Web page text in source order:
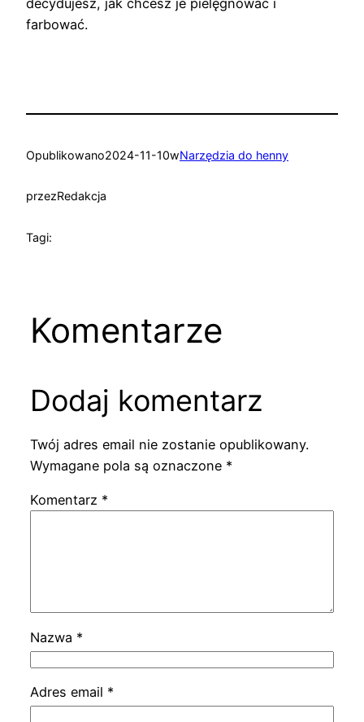
decydujesz, jak chcesz je pielęgnować i
farbować.
Opublikowano2024-11-10wNarzędzia do henny
przezRedakcja
Tagi:
Komentarze
Dodaj komentarz
Twój adres email nie zostanie opublikowany.
Wymagane pola są oznaczone *
Komentarz *
Nazwa *
Adres email *